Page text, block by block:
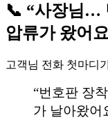
📞 “사장님…
압류가 왔어
고객님 전화 첫마디
“번호판 장
가 날아왔